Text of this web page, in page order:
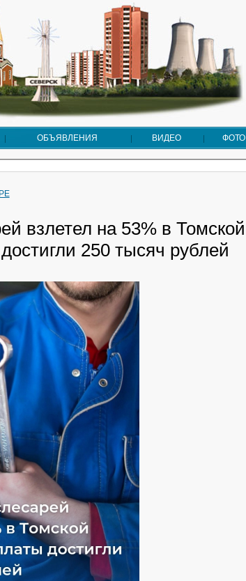
ОБЪЯВЛЕНИЯ ВИДЕО ФОТО
взлетел на 53% в Томской
250 тысяч рублей